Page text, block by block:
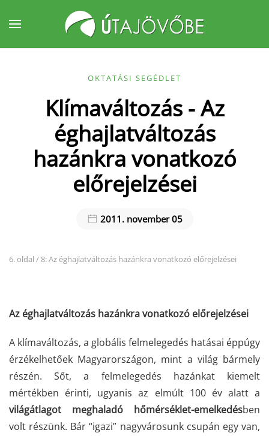
Fő tartalom átugrása
OKTATÁSI SEGÉDLET
Klímaváltozás - Az
éghajlatváltozás
hazánkra vonatkozó
előrejelzései
2011. november 05
6. oldal / 8: Az éghajlatváltozás hazánkra vonatkozó előrejelzései
Az éghajlatváltozás hazánkra vonatkozó előrejelzései
A klímaváltozás, a globális felmelegedés hatásai éppúgy
érzékelhetőek Magyarországon, mint a világ bármely
részén. Sőt, a felmelegedés hazánkat kiemelt
mértékben érinti, ugyanis az elmúlt 100 év alatt a
világátlagot meghaladó hőmérséklet-emelkedésben
volt részünk. Bár “igazi” nagyvárosunk csupán egy van,